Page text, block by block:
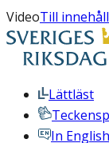
VideoTill
Lättläst
In English